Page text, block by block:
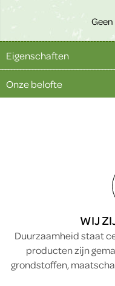
Eigenschaften
Onze belofte
WIJ
Duurzaamheid staat
producten zijn
grondstoffen,